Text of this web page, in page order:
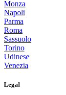
Monza
Napoli
Parma
Roma
Sassuolo
Torino
Udinese
Venezia
Legal